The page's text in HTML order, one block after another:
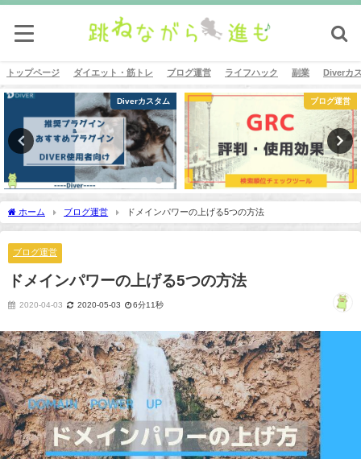
トップページ ダイエット・筋トレ ブログ運営 ライフハック 副業 Diverカ
Diverカスタム ブログ運営
ホーム ブログ運営 ドメインパワーの上げる5つの方法
ブログ運営
ドメインパワーの上げる5つの方法
2020-04-03 2020-05-03 6分11秒